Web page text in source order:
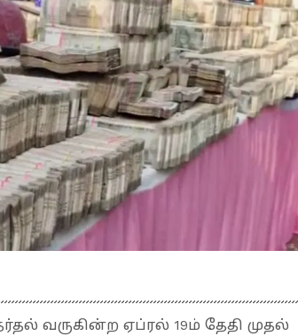
வருகின்ற ஏப்ரல் 19ம் தேதி முதல்